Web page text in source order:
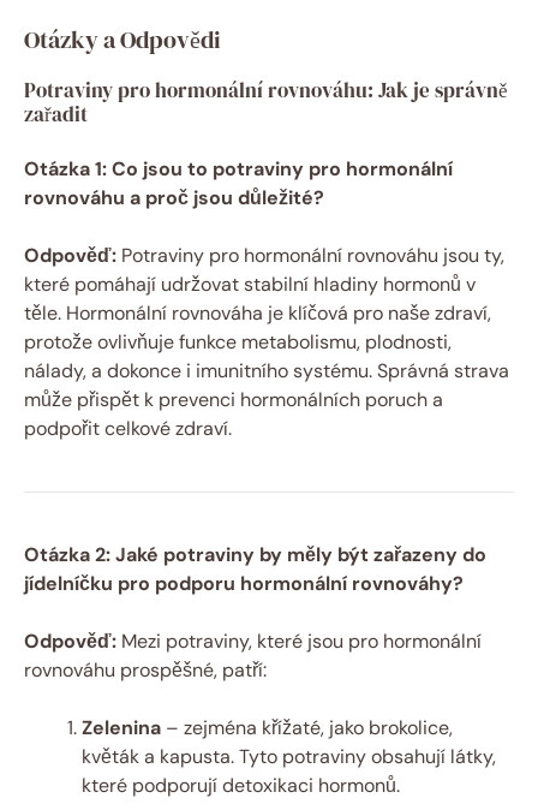
Otázky a Odpovědi
Potraviny pro hormonální rovnováhu: Jak je správně
zařadit
Otázka 1: Co jsou to potraviny pro hormonální
rovnováhu a proč jsou důležité?
Odpověď: Potraviny pro hormonální rovnováhu jsou ty,
které pomáhají udržovat stabilní hladiny hormonů v
těle. Hormonální rovnováha je klíčová pro naše zdraví,
protože ovlivňuje funkce metabolismu, plodnosti,
nálady, a dokonce i imunitního systému. Správná strava
může přispět k prevenci hormonálních poruch a
podpořit celkové zdraví.
Otázka 2: Jaké potraviny by měly být zařazeny do
jídelníčku pro podporu hormonální rovnováhy?
Odpověď: Mezi potraviny, které jsou pro hormonální
rovnováhu prospěšné, patří:
Zelenina – zejména křížaté, jako brokolice,
květák a kapusta. Tyto potraviny obsahují látky,
které podporují detoxikaci hormonů.